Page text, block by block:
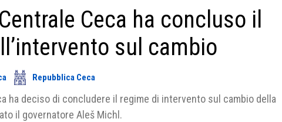
Ceca ha concluso il
sul cambio
Repubblica Ceca
ha deciso di concludere il regime di intervento sul cambio della
il governatore Aleš Michl.